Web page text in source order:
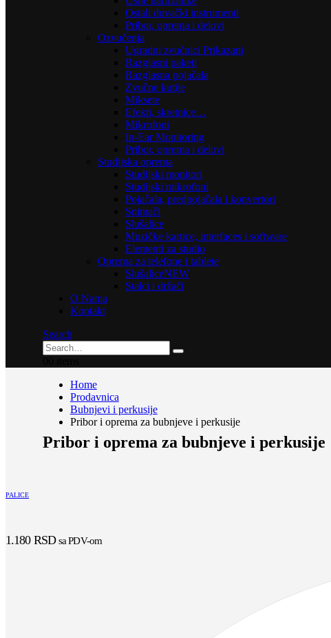
Ostali duvački instrumenti
Pribor, oprema i delovi
Ozvučenja
Ugradni zvučnici Prikazani
Razglasni paketi
Razglasna pojačala
Zvučne kutije
Miksete
Efekti, skretnice…
Mikrofoni
In-Ear Monitoring
Pribor, oprema i delovi
Studijska oprema
Studijski monitori
Studijski mikrofoni
Pojačala, predpojačala i konvertori
Snimači
Slušalice
Muzičke kartice, interfaces i software
Elementi za studio
Oprema za telefone i tablete
SlušaliceNEW
Stalci i držači
O Nama
Kontakt
Search
Home
Prodavnica
Bubnjevi i perkusije
Pribor i oprema za bubnjeve i perkusije
Pribor i oprema za bubnjeve i perkusije
PALICE
1.180 RSD sa PDV-om